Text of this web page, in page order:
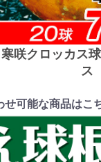
寒咲クロッカス
ス
可能な商品は